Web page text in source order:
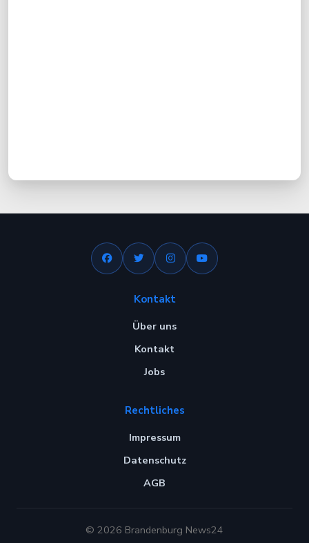
Kontakt
Über uns
Kontakt
Jobs
Rechtliches
Impressum
Datenschutz
AGB
© 2026 Brandenburg News24